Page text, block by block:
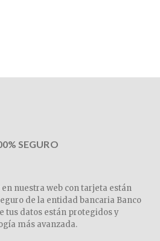
SEGURO
nuestra web con tarjeta están
de la entidad bancaria Banco
tus datos están protegidos y
más avanzada.